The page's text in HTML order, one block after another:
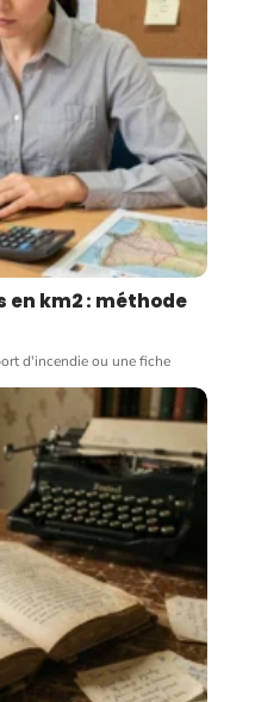
en km2 : méthode
d'incendie ou une fiche